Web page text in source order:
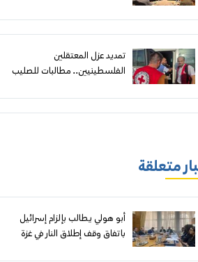
تمديد عزل المعتقلين
الفلسطينيين.. مطالبات للصليب
وكسر الحصار عن السجون
متعلقة
أبو هولي يطالب بإلزام إسرائيل
باتفاق وقف إطلاق النار في غزة